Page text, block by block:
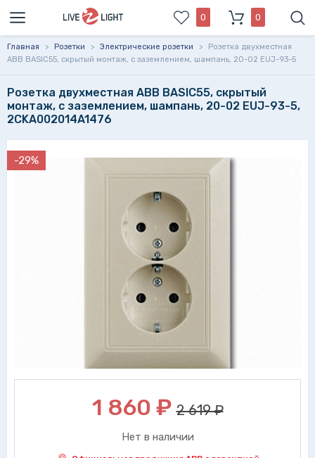
0 0
Главная > Розетки > Электрические розетки >
Розетка двухместная
ABB BASIC55, скрытый монтаж, с заземлением, шампань, 20-02 EUJ-93-5
Розетка двухместная ABB BASIC55, скрытый
монтаж, с заземлением, шампань, 20-02 EUJ-93-5,
2CKA002014A1476
-29%
1 860 ₽ 2 619 ₽
Нет в наличии